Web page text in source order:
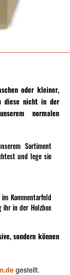
oder kleiner,
diese nicht in der
normalen
Sortiment
und lege sie
Kommentarfeld
ihr in der Holzbox
sondern können
gestellt.